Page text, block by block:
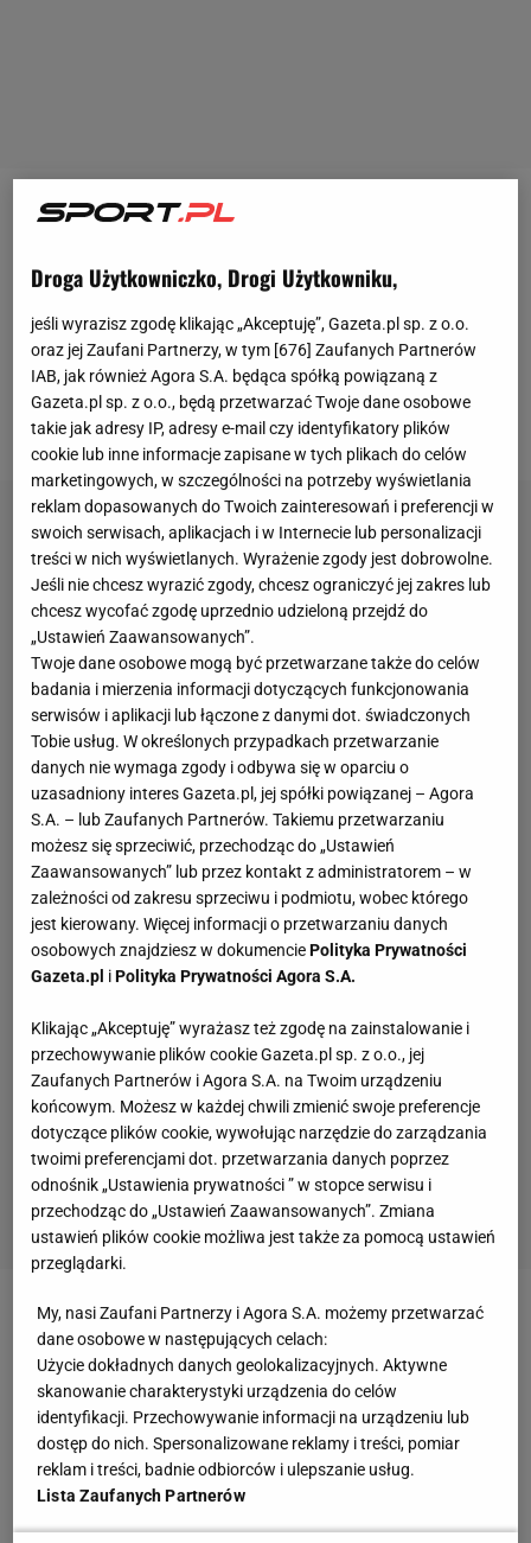
O przyszłości Benjamina Pavarda spekuluje się od
swojej pozycji wBayernie Monachiumi rzekomo nie
potrafi dogadać się z Julianem Nagelsmannem. 26-
latek mógł odejść już zimą do Interu, lecz ten ruch
został zablokowany przez sam klub. Nie chcą oni
wzmacniać... Paris Saint Germain.
Zobacz wideoRozprawa Lewandowski - Kucharski.
Pierwsze spotkanie w sądzie
Transfer Pavarda mógły uruchomić domino
Według Matteo Morretto z "Relevo", przenosiny
Droga Użytkowniczko, Drogi Użytkowniku,
jeśli wyrazisz zgodę klikając „Akceptuję”, Gazeta.pl sp. z o.o.
oraz jej Zaufani Partnerzy, w tym [676] Zaufanych Partnerów
IAB, jak również Agora S.A. będąca spółką powiązaną z
Gazeta.pl sp. z o.o., będą przetwarzać Twoje dane osobowe
takie jak adresy IP, adresy e-mail czy identyfikatory plików
cookie lub inne informacje zapisane w tych plikach do celów
marketingowych, w szczególności na potrzeby wyświetlania
reklam dopasowanych do Twoich zainteresowań i preferencji w
swoich serwisach, aplikacjach i w Internecie lub personalizacji
treści w nich wyświetlanych. Wyrażenie zgody jest dobrowolne.
Jeśli nie chcesz wyrazić zgody, chcesz ograniczyć jej zakres lub
chcesz wycofać zgodę uprzednio udzieloną przejdź do
„Ustawień Zaawansowanych”.
Twoje dane osobowe mogą być przetwarzane także do celów
badania i mierzenia informacji dotyczących funkcjonowania
serwisów i aplikacji lub łączone z danymi dot. świadczonych
Tobie usług. W określonych przypadkach przetwarzanie
danych nie wymaga zgody i odbywa się w oparciu o
uzasadniony interes Gazeta.pl, jej spółki powiązanej – Agora
S.A. – lub Zaufanych Partnerów. Takiemu przetwarzaniu
możesz się sprzeciwić, przechodząc do „Ustawień
Zaawansowanych” lub przez kontakt z administratorem – w
zależności od zakresu sprzeciwu i podmiotu, wobec którego
jest kierowany. Więcej informacji o przetwarzaniu danych
osobowych znajdziesz w dokumenciePolityka Prywatności
Gazeta.pl iPolityka Prywatności Agora S.A.
Klikając „Akceptuję” wyrażasz też zgodę na zainstalowanie i
przechowywanie plików cookie Gazeta.pl sp. z o.o., jej
Zaufanych Partnerów i Agora S.A. na Twoim urządzeniu
końcowym. Możesz w każdej chwili zmienić swoje preferencje
dotyczące plików cookie, wywołując narzędzie do zarządzania
twoimi preferencjami dot. przetwarzania danych poprzez
odnośnik „Ustawienia prywatności ” w stopce serwisu i
przechodząc do „Ustawień Zaawansowanych”. Zmiana
ustawień plików cookie możliwa jest także za pomocą ustawień
przeglądarki.
My, nasi Zaufani Partnerzy i Agora S.A. możemy przetwarzać
dane osobowe w następujących celach:
Użycie dokładnych danych geolokalizacyjnych. Aktywne
skanowanie charakterystyki urządzenia do celów
identyfikacji. Przechowywanie informacji na urządzeniu lub
dostęp do nich. Spersonalizowane reklamy i treści, pomiar
reklam i treści, badnie odbiorców i ulepszanie usług.
Lista Zaufanych Partnerów